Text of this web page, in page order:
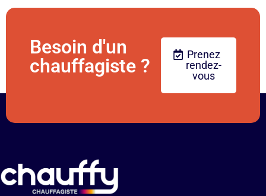
Besoin d'un
chauffagiste ?
Prenez
rendez-
vous